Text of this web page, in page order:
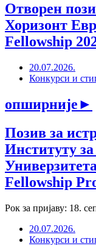
Отворен
Хоризонт
Fellowship
20.07.2026.
Конкурси и
опширније►
Позив за
Институту за
Fellowship
Рок за пријаву: 18.
20.07.2026.
Конкурси и